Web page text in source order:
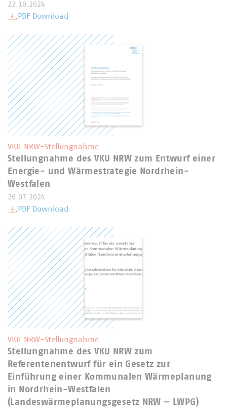
22.10.2024
PDF Download
VKU NRW-Stellungnahme
Stellungnahme des VKU NRW zum Entwurf einer
Energie- und Wärmestrategie Nordrhein-
Westfalen
26.07.2024
PDF Download
VKU NRW-Stellungnahme
Stellungnahme des VKU NRW zum
Referentenentwurf für ein Gesetz zur
Einführung einer Kommunalen Wärmeplanung
in Nordrhein-Westfalen
(Landeswärmeplanungsgesetz NRW – LWPG)